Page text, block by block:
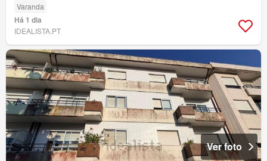
Varanda
Há 1 dia
IDEALISTA.PT
Ver foto